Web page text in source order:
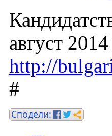
август
http://
#